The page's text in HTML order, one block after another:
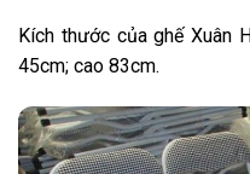
Kích thước của ghế Xuân
45cm; cao 83cm.